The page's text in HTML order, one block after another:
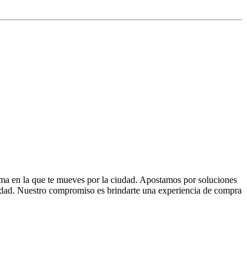
en la que te mueves por la ciudad. Apostamos por soluciones
Nuestro compromiso es brindarte una experiencia de compra